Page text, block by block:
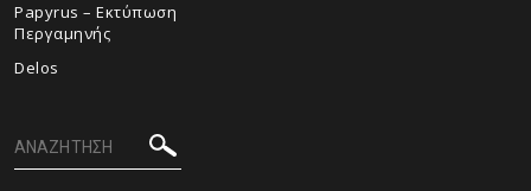
Papyrus – Εκτύπωση
Περγαμηνής
Delos